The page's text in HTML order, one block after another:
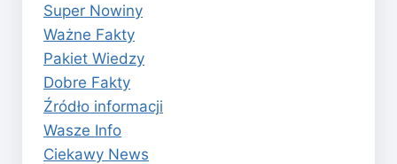
Super Nowiny
Ważne Fakty
Pakiet Wiedzy
Dobre Fakty
Źródło informacji
Wasze Info
Ciekawy News